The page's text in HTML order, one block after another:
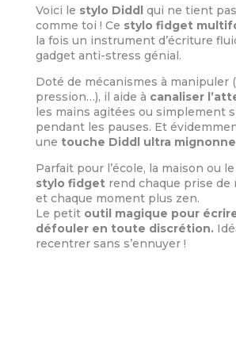
Voici le stylo Diddlqui ne tient
comme toi ! Ce stylo fidget
la fois un instrument d’écriture
gadget anti-stress génial.
Doté de mécanismes à manipuler
pression…), il aide à canaliser
les mains agitées ou simplement
pendant les pauses. Et
une touche Diddl ultra
Parfait pour l’école, la maison ou
stylo fidget rend chaque prise
et chaque moment plus zen.
Le petit outil magique pour
défouler en toute discrétion.
recentrer sans s’ennuyer !